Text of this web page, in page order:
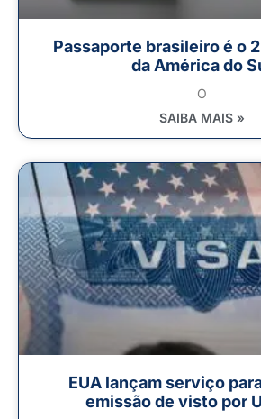
Passaporte brasileiro é o
da América do
O
SAIBA MAIS »
EUA lançam serviço
emissão de visto por